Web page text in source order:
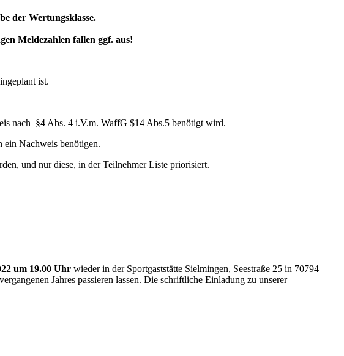
der Wertungsklasse.
Meldezahlen fallen ggf. aus!
ist.
nach §4 Abs. 4 i.V.m. WaffG $14 Abs.5 benötigt wird.
ein Nachweis benötigen.
und nur diese, in der Teilnehmer Liste priorisiert.
um 19.00 Uhr wieder in der Sportgaststätte Sielmingen, Seestraße 25 in 70794
Jahres passieren lassen. Die schriftliche Einladung zu unserer